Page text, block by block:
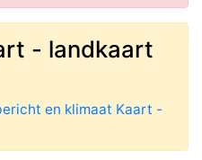
- landkaart
en klimaat Kaart -